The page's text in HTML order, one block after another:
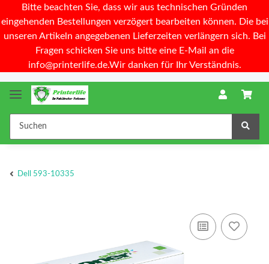
Bitte beachten Sie, dass wir aus technischen Gründen
eingehenden Bestellungen verzögert bearbeiten können. Die bei
unseren Artikeln angegebenen Lieferzeiten verlängern sich. Bei
Fragen schicken Sie uns bitte eine E-Mail an die
info@printerlife.de.Wir danken für Ihr Verständnis.
Dell 593-10335